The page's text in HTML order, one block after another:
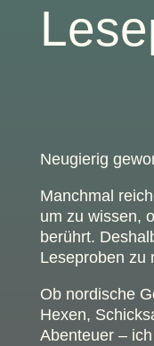
Neugierig
Manchmal
um zu wissen,
berührt.
Leseproben zu
Ob nordische
Hexen,
Abenteuer –